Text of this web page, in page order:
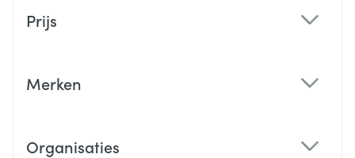
Prijs
Merken
Organisaties